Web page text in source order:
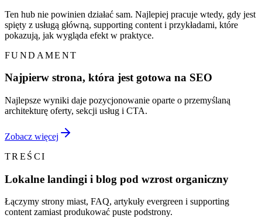
Ten hub nie powinien działać sam. Najlepiej pracuje wtedy, gdy jest
spięty z usługą główną, supporting content i przykładami, które
pokazują, jak wygląda efekt w praktyce.
FUNDAMENT
Najpierw strona, która jest gotowa na SEO
Najlepsze wyniki daje pozycjonowanie oparte o przemyślaną
architekturę oferty, sekcji usług i CTA.
Zobacz więcej
TREŚCI
Lokalne landingi i blog pod wzrost organiczny
Łączymy strony miast, FAQ, artykuły evergreen i supporting
content zamiast produkować puste podstrony.